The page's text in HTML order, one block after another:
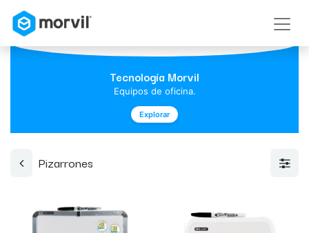
Tecnología Morvil
Equipos de oficina.
Explorar
Pizarrones